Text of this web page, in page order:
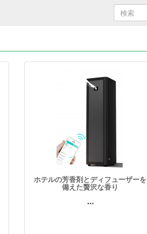
ホテルの芳香剤とディフューザーを
備えた贅沢な香り
…